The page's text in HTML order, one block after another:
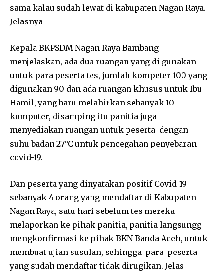
sama kalau sudah lewat di kabupaten Nagan Raya.
Jelasnya
Kepala BKPSDM Nagan Raya Bambang
menjelaskan, ada dua ruangan yang di gunakan
untuk para peserta tes, jumlah kompeter 100 yang
digunakan 90 dan ada ruangan khusus untuk Ibu
Hamil, yang baru melahirkan sebanyak 10
komputer, disamping itu panitia juga
menyediakan ruangan untuk peserta dengan
suhu badan 27°C untuk pencegahan penyebaran
covid-19.
Dan peserta yang dinyatakan positif Covid-19
sebanyak 4 orang yang mendaftar di Kabupaten
Nagan Raya, satu hari sebelum tes mereka
melaporkan ke pihak panitia, panitia langsungg
mengkonfirmasi ke pihak BKN Banda Aceh, untuk
membuat ujian susulan, sehingga para peserta
yang sudah mendaftar tidak dirugikan. Jelas